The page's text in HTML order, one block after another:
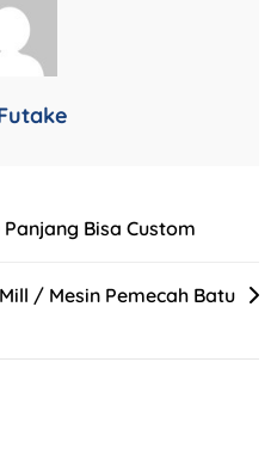
Bisa Custom
/ Mesin Pemecah Batu